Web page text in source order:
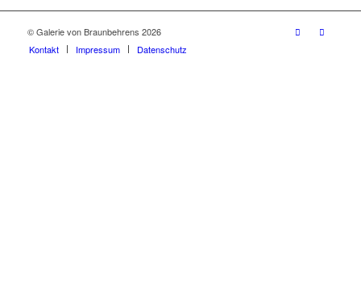
© Galerie von Braunbehrens 2026
Kontakt
Impressum Datenschutz